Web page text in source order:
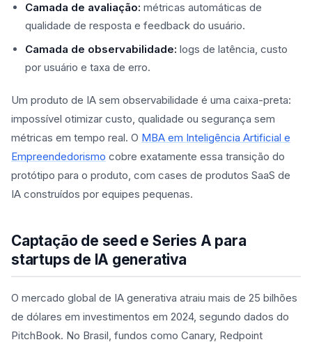
Camada de avaliação: métricas automáticas de
qualidade de resposta e feedback do usuário.
Camada de observabilidade: logs de latência, custo
por usuário e taxa de erro.
Um produto de IA sem observabilidade é uma caixa-preta:
impossível otimizar custo, qualidade ou segurança sem
métricas em tempo real. O MBA em Inteligência Artificial e
Empreendedorismo cobre exatamente essa transição do
protótipo para o produto, com cases de produtos SaaS de
IA construídos por equipes pequenas.
Captação de seed e Series A para
startups de IA generativa
O mercado global de IA generativa atraiu mais de 25 bilhões
de dólares em investimentos em 2024, segundo dados do
PitchBook. No Brasil, fundos como Canary, Redpoint